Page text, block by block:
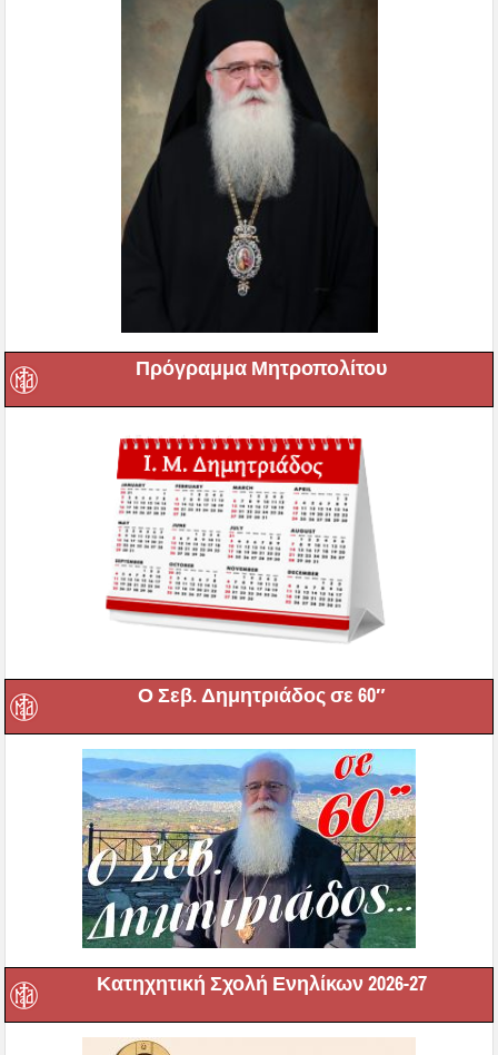
Πρόγραμμα Μητροπολίτου
Ο Σεβ. Δημητριάδος σε 60″
Κατηχητική Σχολή Ενηλίκων 2026-27